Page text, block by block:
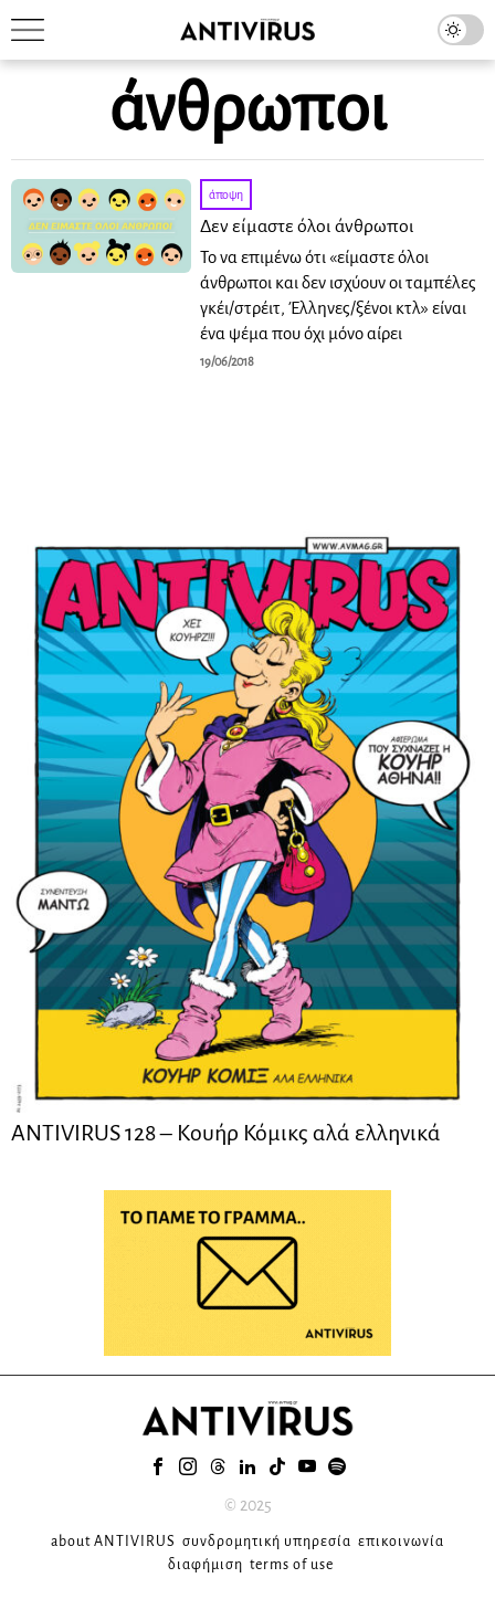
άνθρωποι
άποψη
Δεν είμαστε όλοι άνθρωποι
Το να επιμένω ότι «είμαστε όλοι
άνθρωποι και δεν ισχύουν οι ταμπέλες
γκέι/στρέιτ, Έλληνες/ξένοι κτλ» είναι
ένα ψέμα που όχι μόνο αίρει
19/06/2018
ANTIVIRUS 128 – Kουήρ Κόμικς αλά ελληνικά
© 2025
about ANTIVIRUS συνδρομητική υπηρεσία επικοινωνία
διαφήμιση terms of use